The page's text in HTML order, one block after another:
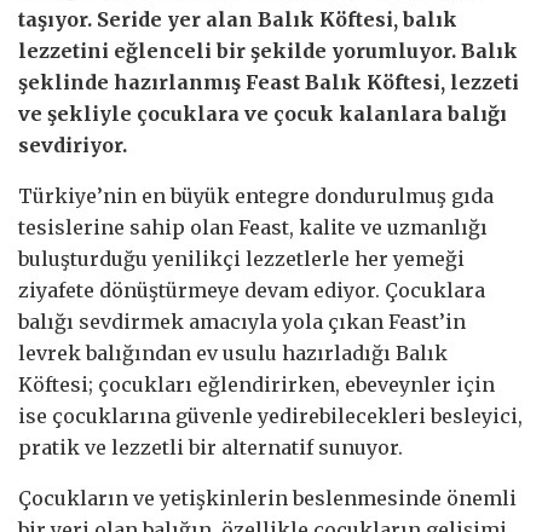
taşıyor. Seride yer alan Balık Köftesi, balık
lezzetini eğlenceli bir şekilde yorumluyor. Balık
şeklinde hazırlanmış Feast Balık Köftesi, lezzeti
ve şekliyle çocuklara ve çocuk kalanlara balığı
sevdiriyor.
Türkiye’nin en büyük entegre dondurulmuş gıda
tesislerine sahip olan Feast, kalite ve uzmanlığı
buluşturduğu yenilikçi lezzetlerle her yemeği
ziyafete dönüştürmeye devam ediyor. Çocuklara
balığı sevdirmek amacıyla yola çıkan Feast’in
levrek balığından ev usulu hazırladığı Balık
Köftesi; çocukları eğlendirirken, ebeveynler için
ise çocuklarına güvenle yedirebilecekleri besleyici,
pratik ve lezzetli bir alternatif sunuyor.
Çocukların ve yetişkinlerin beslenmesinde önemli